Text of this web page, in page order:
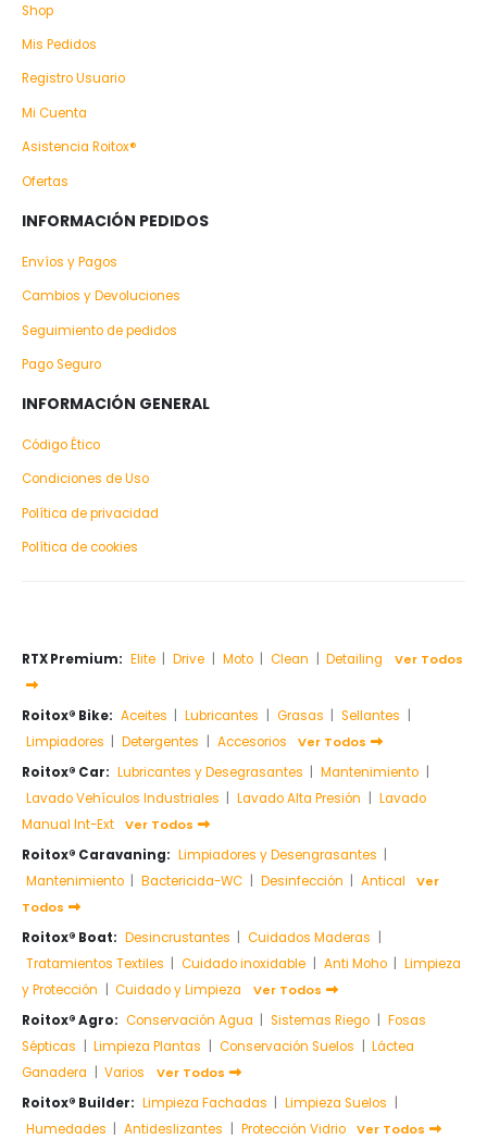
Shop
Mis Pedidos
Registro Usuario
Mi Cuenta
Asistencia Roitox®
Ofertas
INFORMACIÓN PEDIDOS
Envíos y Pagos
Cambios y Devoluciones
Seguimiento de pedidos
Pago Seguro
INFORMACIÓN GENERAL
Código Ético
Condiciones de Uso
Política de privacidad
Política de cookies
RTX Premium: Elite Drive Moto Clean Detailing Ver Todos
Roitox® Bike: Aceites Lubricantes Grasas Sellantes
Limpiadores
Detergentes Accesorios
Ver Todos
Roitox® Car: Lubricantes y Desegrasantes Mantenimiento
Lavado Vehículos Industriales
Lavado Alta Presión
Lavado
Manual Int-Ext
Ver Todos
Roitox® Caravaning: Limpiadores y Desengrasantes
Mantenimiento
Bactericida-WC Desinfección Antical
Ver
Todos
Roitox® Boat: Desincrustantes Cuidados Maderas
Tratamientos Textiles
Cuidado inoxidable Anti Moho
Limpieza
y Protección
Cuidado y Limpieza
Ver Todos
Roitox® Agro: Conservación Agua Sistemas Riego
Fosas
Sépticas
Limpieza Plantas Conservación Suelos
Láctea
Ganadera
Varios
Ver Todos
Roitox® Builder: Limpieza Fachadas Limpieza Suelos
Humedades
Antideslizantes Protección Vidrio
Ver Todos